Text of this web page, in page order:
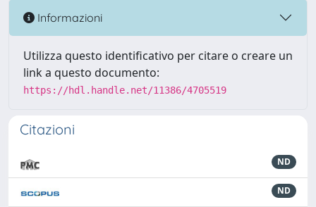
Informazioni
Utilizza questo identificativo per citare o creare un
link a questo documento:
https://hdl.handle.net/11386/4705519
Citazioni
ND
ND